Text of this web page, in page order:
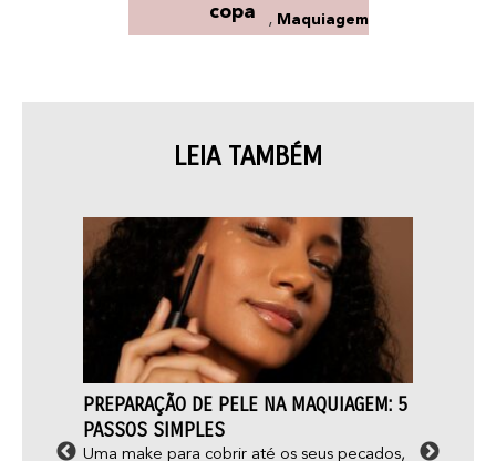
copa , Maquiagem
LEIA TAMBÉM
PREPARAÇÃO DE PELE NA MAQUIAGEM: 5
PASSOS SIMPLES
Uma make para cobrir até os seus pecados,